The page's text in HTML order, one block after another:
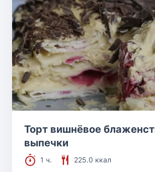
Торт вишнёвое
выпечки
1 ч.
225.0 ккал